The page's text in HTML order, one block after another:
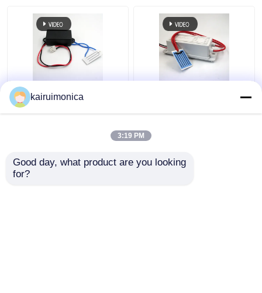
ポータブル セラミック
プレート オゾン発電機
kairuimonica
3:19 PM
Good day, what product are you looking
for?